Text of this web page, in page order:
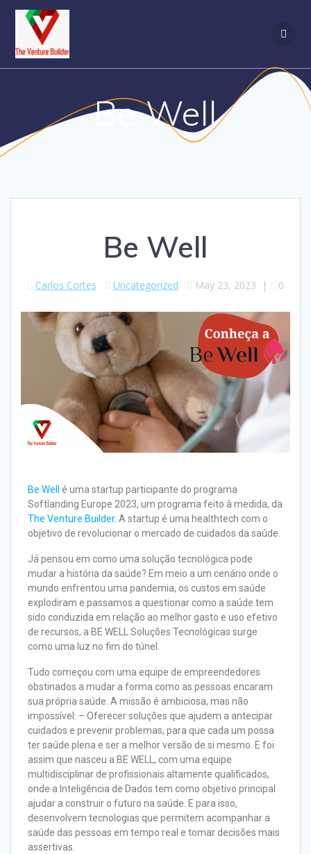
Be Well
Be Well
Carlos Cortes Uncategorized May 23, 2023 | 0
Be Well
é uma startup participante do programa
Softlanding Europe 2023, um programa feito à medida, da
The Venture Builder. A startup é uma healthtech com o
objetivo de revolucionar o mercado de cuidados da saúde.
Já pensou em como uma solução tecnológica pode
mudar a história da saúde? Em meio a um cenário onde o
mundo enfrentou uma pandemia, os custos em saúde
explodiram e passamos a questionar como a saúde tem
sido conduzida em relação ao melhor gasto e uso efetivo
de recursos, a BE WELL Soluções Tecnológicas surge
como uma luz no fim do túnel.
Tudo começou com uma equipe de empreendedores
obstinados a mudar a forma como as pessoas encaram
sua própria saúde. A missão é ambiciosa, mas não
impossível: – Oferecer soluções que ajudem a antecipar
cuidados e prevenir problemas, para que cada um possa
ter saúde plena e ser a melhor versão de si mesmo. E foi
assim que nasceu a BE WELL, com uma equipe
multidisciplinar de profissionais altamente qualificados,
onde a Inteligência de Dados tem como objetivo principal
ajudar a construir o futuro na saúde. E para isso,
desenvolvem tecnologias que permitem acompanhar a
saúde das pessoas em tempo real e tomar decisões mais
assertivas.